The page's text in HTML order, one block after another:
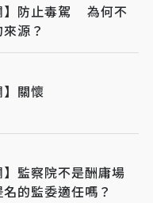
】防止毒駕 為何不
源？
】關懷
】監察院不是酬庸場
的監委適任嗎？